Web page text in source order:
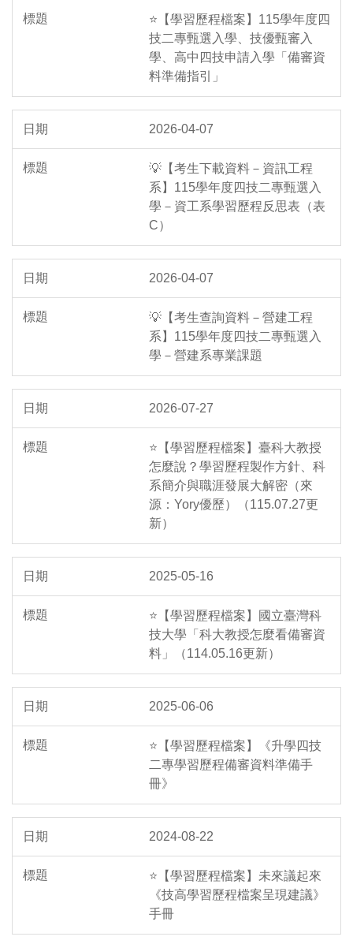
⭐【學習歷程檔案】115學年度四
技二專甄選入學、技優甄審入
學、高中四技申請入學「備審資
料準備指引」
2026-04-07
💡【考生下載資料－資訊工程
系】115學年度四技二專甄選入
學－資工系學習歷程反思表（表
C）
2026-04-07
💡【考生查詢資料－營建工程
系】115學年度四技二專甄選入
學－營建系專業課題
2026-07-27
⭐【學習歷程檔案】臺科大教授
怎麼說？學習歷程製作方針、科
系簡介與職涯發展大解密（來
源：Yory優歷）（115.07.27更
新）
2025-05-16
⭐【學習歷程檔案】國立臺灣科
技大學「科大教授怎麼看備審資
料」（114.05.16更新）
2025-06-06
⭐【學習歷程檔案】《升學四技
二專學習歷程備審資料準備手
冊》
2024-08-22
⭐【學習歷程檔案】未來議起來
《技高學習歷程檔案呈現建議》
手冊